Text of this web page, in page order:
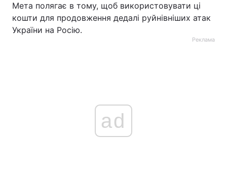
Мета полягає в тому, щоб використовувати ці
кошти для продовження дедалі руйнівніших атак
України на Росію.
Реклама
ad